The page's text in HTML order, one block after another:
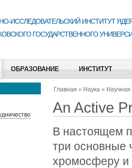
ИССЛЕДОВАТЕЛЬСКИЙ ИНСТИТУТ
ГОСУДАРСТВЕННОГО
ОБРАЗОВАНИЕ ИНСТИТУТ
Главная » Наука » Научная
An Active
В настоящем
три основные
хромосферу и